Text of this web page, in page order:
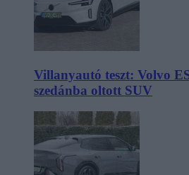
Villanyautó teszt: Volvo
szedánba oltott SUV